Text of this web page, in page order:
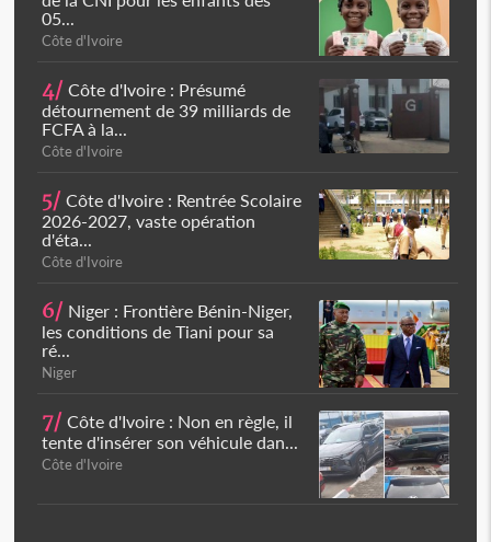
05...
Côte d'Ivoire
4/ Côte d'Ivoire : Présumé
détournement de 39 milliards de
FCFA à la...
Côte d'Ivoire
5/ Côte d'Ivoire : Rentrée Scolaire
2026-2027, vaste opération
d'éta...
Côte d'Ivoire
6/ Niger : Frontière Bénin-Niger,
les conditions de Tiani pour sa
ré...
Niger
7/ Côte d'Ivoire : Non en règle, il
tente d'insérer son véhicule dan...
Côte d'Ivoire